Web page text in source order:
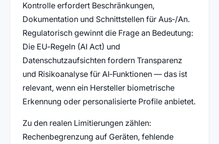
Kontrolle erfordert Beschränkungen,
Dokumentation und Schnittstellen für Aus‑/An.
Regulatorisch gewinnt die Frage an Bedeutung:
Die EU‑Regeln (AI Act) und
Datenschutzaufsichten fordern Transparenz
und Risikoanalyse für AI‑Funktionen — das ist
relevant, wenn ein Hersteller biometrische
Erkennung oder personalisierte Profile anbietet.
Zu den realen Limitierungen zählen:
Rechenbegrenzung auf Geräten, fehlende